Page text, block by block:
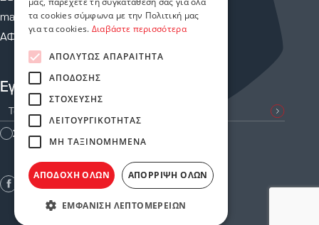
Εγγραφείτε στο Newsletter μας
Συμφωνώ με τους
martiou@astoriasafetystores.gr
ΑΦΜ: 800574464
τα cookies σύμφωνα με την Πολιτική μας
για τα cookies. Διαβάστε περισσότερα
ΑΠΟΛΎΤΩΣ ΑΠΑΡΑΊΤΗΤΑ
ΑΠΌΔΟΣΗΣ
ΣΤΌΧΕΥΣΗΣ
ΛΕΙΤΟΥΡΓΙΚΌΤΗΤΑΣ
ΜΗ ΤΑΞΙΝΟΜΗΜΈΝΑ
ΑΠΟΔΟΧΉ ΌΛΩΝ ΑΠΌΡΡΙΨΗ ΌΛΩΝ
ΕΜΦΆΝΙΣΗ ΛΕΠΤΟΜΕΡΕΙΏΝ